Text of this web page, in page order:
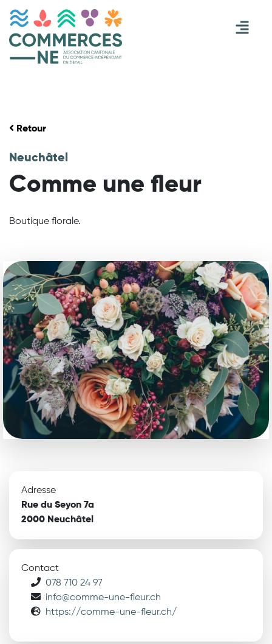
Retour
Neuchâtel
Comme une fleur
Boutique florale.
Adresse
Rue du Seyon 7a
2000 Neuchâtel
Contact
078 710 24 97
info@comme-une-fleur.ch
https://comme-une-fleur.ch/